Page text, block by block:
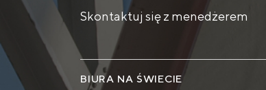
Skontaktuj się z menedżerem
BIURA NA ŚWIECIE